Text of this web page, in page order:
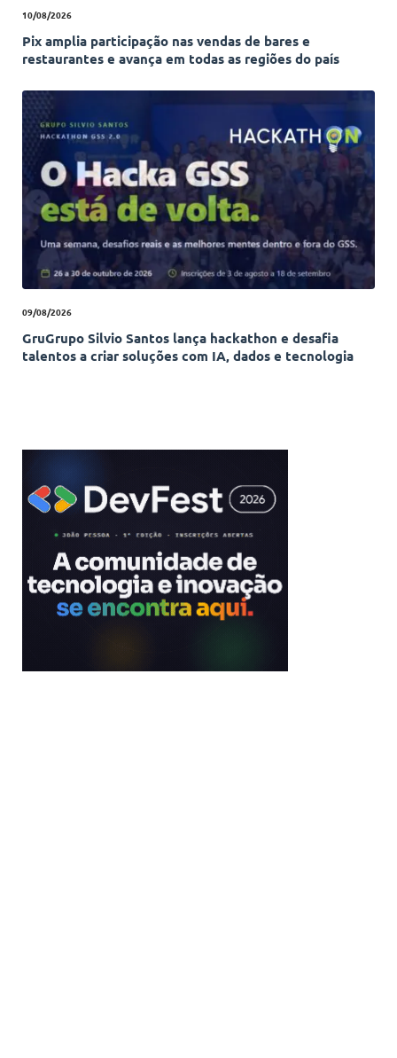
10/08/2026
Pix amplia participação nas vendas de bares e
restaurantes e avança em todas as regiões do país
09/08/2026
GruGrupo Silvio Santos lança hackathon e desafia
talentos a criar soluções com IA, dados e tecnologia